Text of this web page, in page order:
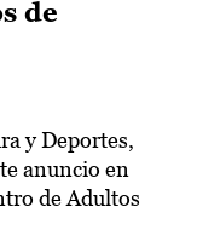
de
y Deportes,
anuncio en
de Adultos